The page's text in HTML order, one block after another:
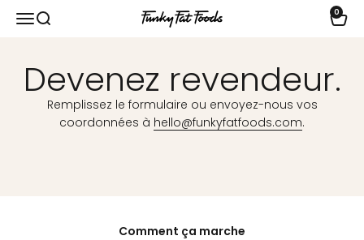
Passer au contenu
Ouvrir la navigation
Ouvrir la recherchefunkyfatfoods.com Voir
0
Devenez revendeur.
Remplissez le formulaire ou envoyez-nous vos
coordonnées à hello@funkyfatfoods.com.
Comment ça marche